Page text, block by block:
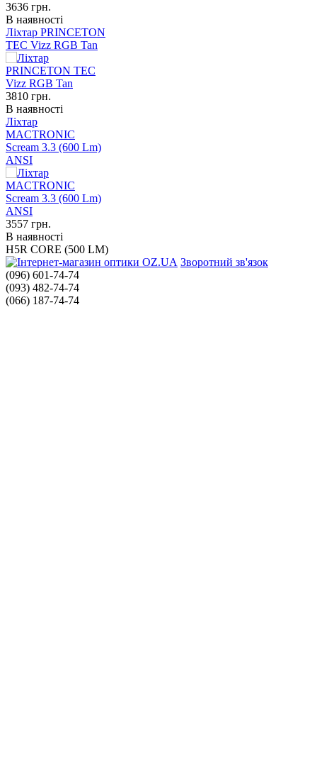
3636 грн.
В наявності
Ліхтар PRINCETON
TEC Vizz RGB Tan
3810 грн.
В наявності
Ліхтар
MACTRONIC
Scream 3.3 (600 Lm)
ANSI
3557 грн.
В наявності
H5R CORE (500 LM)
Зворотний зв'язок
(096) 601-74-74
(093) 482-74-74
(066) 187-74-74